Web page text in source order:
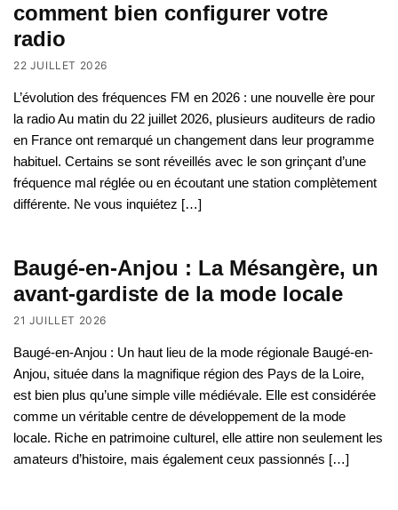
comment bien configurer votre
radio
22 JUILLET 2026
L’évolution des fréquences FM en 2026 : une nouvelle ère pour
la radio Au matin du 22 juillet 2026, plusieurs auditeurs de radio
en France ont remarqué un changement dans leur programme
habituel. Certains se sont réveillés avec le son grinçant d’une
fréquence mal réglée ou en écoutant une station complètement
différente. Ne vous inquiétez […]
Baugé-en-Anjou : La Mésangère, un
avant-gardiste de la mode locale
21 JUILLET 2026
Baugé-en-Anjou : Un haut lieu de la mode régionale Baugé-en-
Anjou, située dans la magnifique région des Pays de la Loire,
est bien plus qu’une simple ville médiévale. Elle est considérée
comme un véritable centre de développement de la mode
locale. Riche en patrimoine culturel, elle attire non seulement les
amateurs d’histoire, mais également ceux passionnés […]